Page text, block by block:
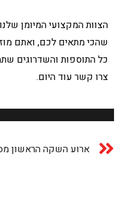
הצוות המקצועי המיומן
שהכי מתאים לכם, ואתם
כל התוספות והשדרוגים
צרו קשר עוד היום.